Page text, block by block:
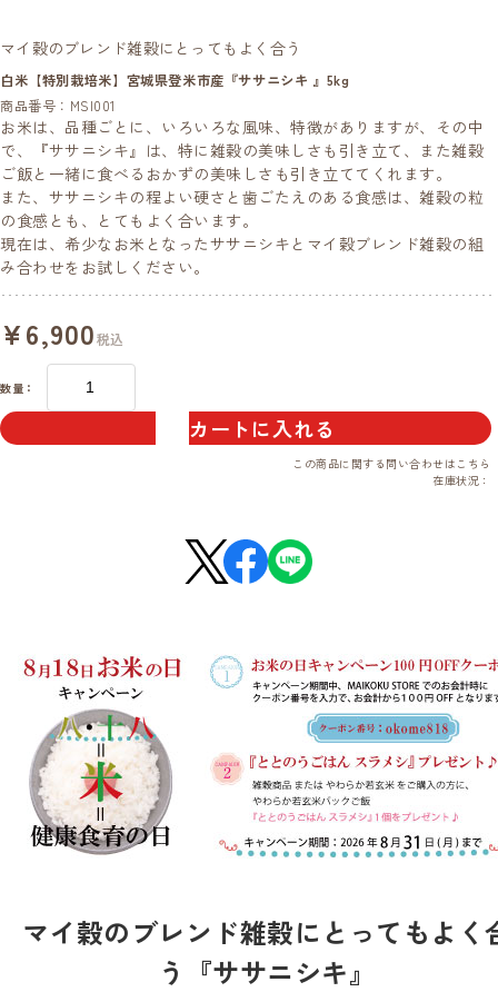
マイ穀のブレンド雑穀にとってもよく合う
白米【特別栽培米】宮城県登米市産『ササニシキ 』5kg
商品番号：MSI001
お米は、品種ごとに、いろいろな風味、特徴がありますが、その中
で、『ササニシキ』は、特に雑穀の美味しさも引き立て、また雑穀
ご飯と一緒に食べるおかずの美味しさも引き立ててくれます。
また、ササニシキの程よい硬さと歯ごたえのある食感は、雑穀の粒
の食感とも、とてもよく合います。
現在は、希少なお米となったササニシキとマイ穀ブレンド雑穀の組
み合わせをお試しください。
¥6,900税込
数量：
カートに入れる
この商品に関する問い合わせは こちら
在庫状況：
マイ穀のブレンド雑穀にとってもよく
う『ササニシキ』